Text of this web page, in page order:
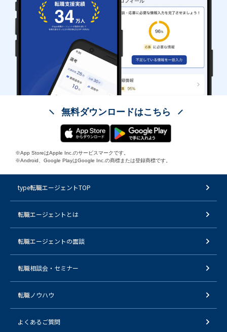
無料ダウンロードはこちら
※App StoreはApple Inc.のサービスマークです。
※Android、Google PlayはGoogle Inc.の商標または登録商標です。
type転職エージェントTOP
転職エージェントとは
転職エージェントの面談
転職相談会・セミナー
転職ノウハウ
よくあるご質問